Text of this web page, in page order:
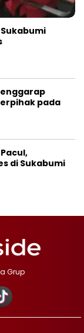
pada
di Sukabumi
Grup